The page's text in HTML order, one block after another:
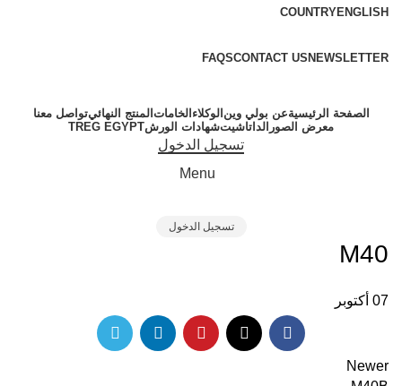
ENGLISH
COUNTRY
NEWSLETTER
CONTACT US
FAQS
الصفحة الرئيسيةعن بولي وين الوكلاء الخامات المنتج النهائيتواصل معنا
معرض الصور الداتاشيتشهادات الورشTREG EGYPT
تسجيل الدخول
Menu
تسجيل الدخول
M40
07 أكتوبر
Newer